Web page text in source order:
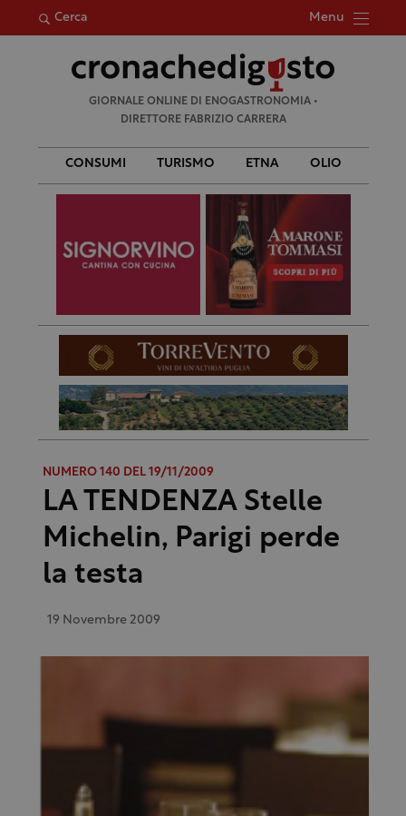
Cerca Menu
per:
GIORNALE ONLINE DI ENOGASTRONOMIA •
DIRETTORE FABRIZIO CARRERA
CONSUMI TURISMO ETNA OLIO
NUMERO 140 DEL 19/11/2009
LA TENDENZA Stelle
Michelin, Parigi perde
la testa
19 Novembre 2009